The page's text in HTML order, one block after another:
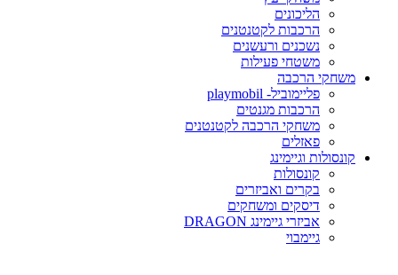
הליכונים
הרכבות לקטנטנים
נשכנים ורעשנים
משטחי פעילות
משחקי הרכבה
פליימוביל- playmobil
הרכבות מגנטים
משחקי הרכבה לקטנטנים
פאזלים
קונסולות וגיימינג
קונסולות
בקרים ואביזרים
דיסקים ומשחקים
אביזרי גיימינג DRAGON
גיימבוי